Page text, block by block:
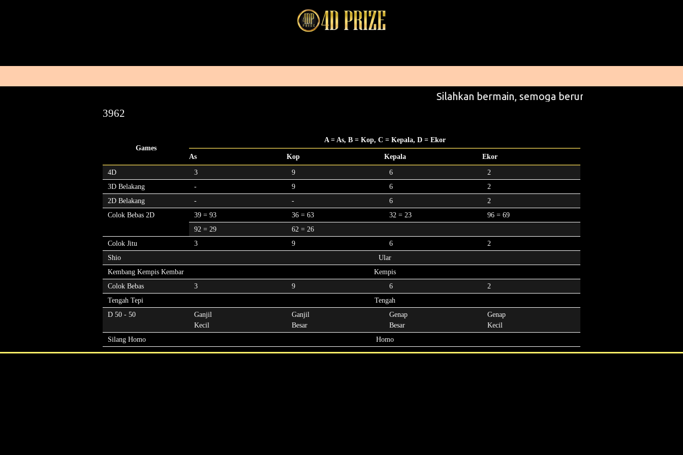
Silahkan bermain, semoga beruntung
3962
Games
A = As, B = Kop, C = Kepala, D = Ekor
As Kop Kepala Ekor
4D 3 9 6
2
3D Belakang
- 9 6
2
2D Belakang
- - 6
2
Colok Bebas 2D
39 = 93 36 = 63 32 = 23
96 = 69
92 = 29
62 = 26
Colok Jitu
3 9 6
2
Shio
Ular
Kembang Kempis Kembar
Kempis
Colok Bebas
3 9 6
2
Tengah Tepi
Tengah
D 50 - 50
Ganjil
Kecil
Ganjil
Besar
Genap
Besar
Genap
Kecil
Silang Homo
Homo